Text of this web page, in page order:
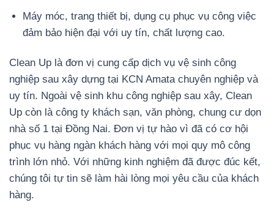
Máy móc, trang thiết bị, dụng cụ phục vụ công việc
đảm bảo hiện đại với uy tín, chất lượng cao.
Clean Up là đơn vị cung cấp dịch vụ vệ sinh công
nghiệp sau xây dựng tại KCN Amata chuyên nghiệp và
uy tín. Ngoài vệ sinh khu công nghiệp sau xây, Clean
Up còn là công ty khách sạn, văn phòng, chung cư dọn
nhà số 1 tại Đồng Nai. Đơn vị tự hào vì đã có cơ hội
phục vụ hàng ngàn khách hàng với mọi quy mô công
trình lớn nhỏ. Với những kinh nghiệm đã được đúc kết,
chúng tôi tự tin sẽ làm hài lòng mọi yêu cầu của khách
hàng.